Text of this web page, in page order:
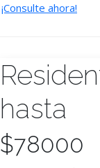
¡Consulte ahora!
hasta
$78000